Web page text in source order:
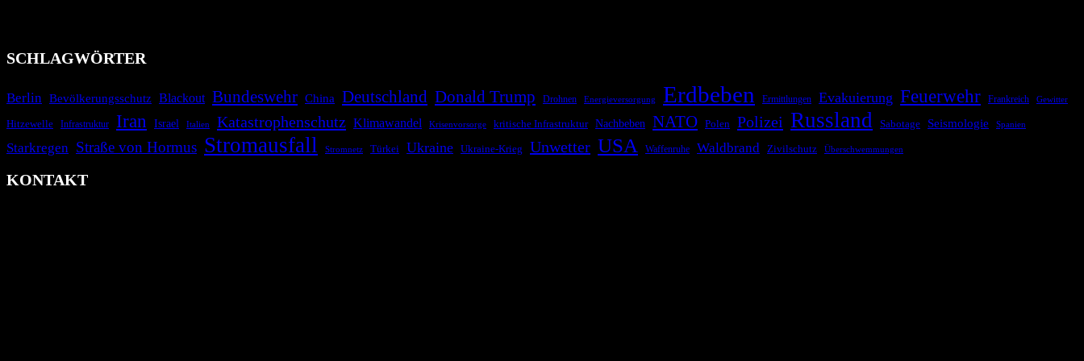
SCHLAGWÖRTER
Berlin Bevölkerungsschutz Blackout Bundeswehr China Deutschland Donald Trump Drohnen Energieversorgung Erdbeben Ermittlungen Evakuierung Feuerwehr Frankreich Gewitter
Hitzewelle Infrastruktur Iran Israel Italien Katastrophenschutz Klimawandel Krisenvorsorge kritische Infrastruktur Nachbeben NATO Polen Polizei Russland Sabotage Seismologie Spanien
Starkregen Straße von Hormus Stromausfall Stromnetz Türkei Ukraine Ukraine-Krieg Unwetter USA Waffenruhe Waldbrand Zivilschutz Überschwemmungen
KONTAKT